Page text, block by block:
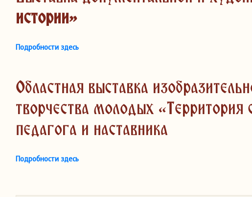
истории»
Подробности здесь
Областная выставка
творчества молодых
педагога и наставника
Подробности здесь